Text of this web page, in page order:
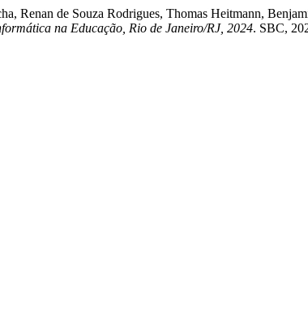
Renan de Souza Rodrigues, Thomas Heitmann,
na Educação, Rio de Janeiro/RJ, 2024. SBC,